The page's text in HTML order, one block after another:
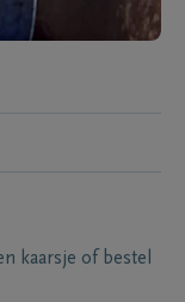
kaarsje of bestel